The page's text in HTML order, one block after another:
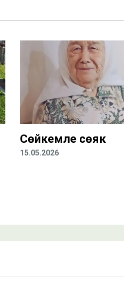
Сөйкемле сөяк
15.05.2026